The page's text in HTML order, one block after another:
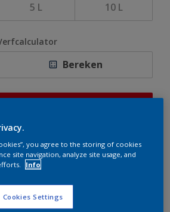
5 L 10 L
Bereken
aan te vullen.
you agree to the storing of cookies
site navigation, analyze site usage, and
Info
Cookies Settings